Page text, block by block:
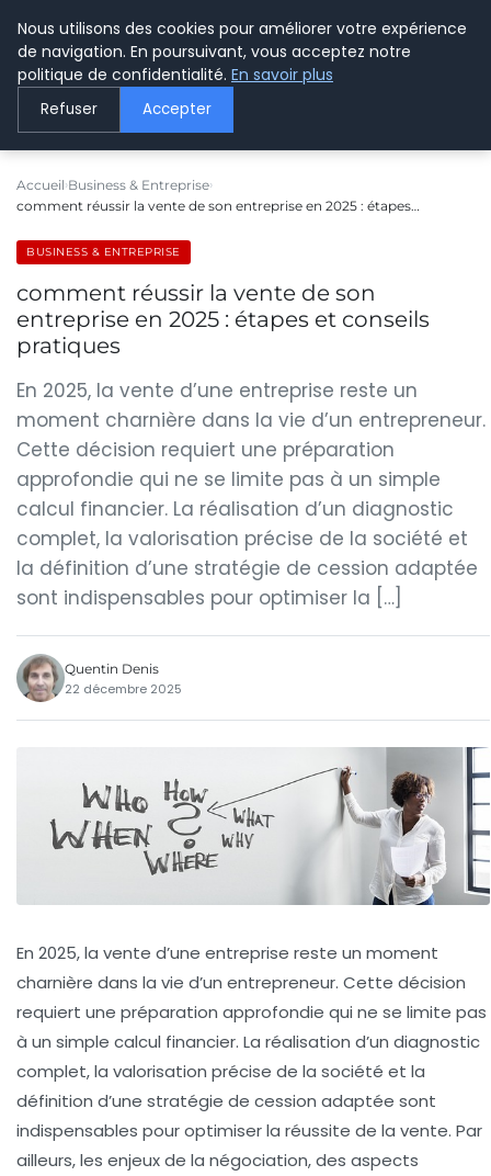
LE WEBMARKETING
Accueil Business & Entreprise
comment réussir la vente de son entreprise en 2025 : étapes…
BUSINESS & ENTREPRISE
comment réussir la vente de son
entreprise en 2025 : étapes et conseils
pratiques
En 2025, la vente d’une entreprise reste un
moment charnière dans la vie d’un entrepreneur.
Cette décision requiert une préparation
approfondie qui ne se limite pas à un simple
calcul financier. La réalisation d’un diagnostic
complet, la valorisation précise de la société et
la définition d’une stratégie de cession adaptée
sont indispensables pour optimiser la […]
Quentin Denis
22 décembre 2025
En 2025, la vente d’une entreprise reste un moment
charnière dans la vie d’un entrepreneur. Cette décision
requiert une préparation approfondie qui ne se limite pas
à un simple calcul financier. La réalisation d’un diagnostic
complet, la valorisation précise de la société et la
définition d’une stratégie de cession adaptée sont
indispensables pour optimiser la réussite de la vente. Par
ailleurs, les enjeux de la négociation, des aspects
Nous utilisons des cookies pour améliorer votre expérience
de navigation. En poursuivant, vous acceptez notre
politique de confidentialité. En savoir plus
Refuser Accepter